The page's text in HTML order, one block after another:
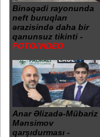
Binəqədi rayonunda
neft buruqları
ərazisində daha bir
qanunsuz tikinti -
FOTO/VİDEO
Anar Əlizadə-Mübariz
Mənsimov
qarşıdurması -